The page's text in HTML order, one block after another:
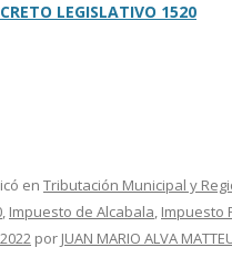
LEGISLATIVO 1520
en Tributación Municipal y
, Impuesto de Alcabala, Impuesto
por JUAN MARIO ALVA